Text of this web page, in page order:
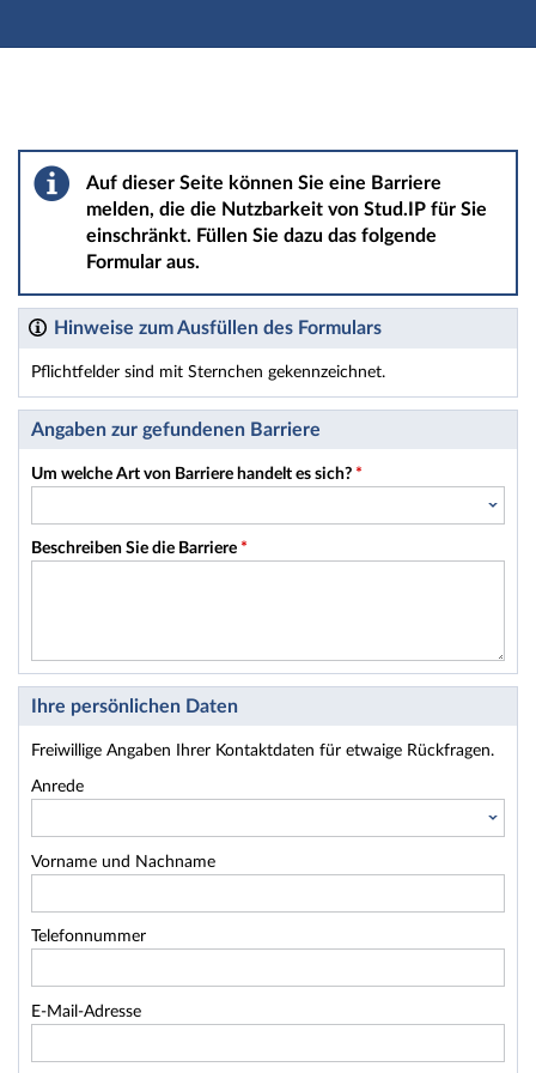
Hauptnavigation
Barriere melden
Auf dieser Seite können Sie eine Barriere
melden, die die Nutzbarkeit von Stud.IP für Sie
einschränkt. Füllen Sie dazu das folgende
Formular aus.
Hinweise zum Ausfüllen des Formulars
Pflichtfelder sind mit Sternchen gekennzeichnet.
Dieses Formular enthält Pflichtfelder.
Angaben zur gefundenen Barriere
Um welche Art von Barriere handelt es sich? *
Beschreiben Sie die Barriere *
Ihre persönlichen Daten
Freiwillige Angaben Ihrer Kontaktdaten für etwaige Rückfragen.
Anrede
Vorname und Nachname
Telefonnummer
E-Mail-Adresse